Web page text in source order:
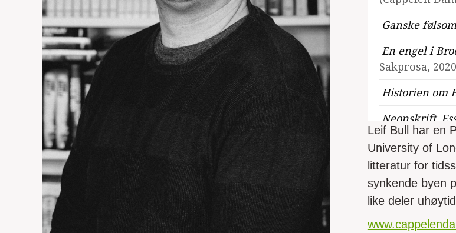
Ganske
En engel i
Sakprosa,
Historien om
Neonskrift.
Damm,
Den
Se alle
Leif Bull har en
University of
litteratur for
synkende byen
like deler